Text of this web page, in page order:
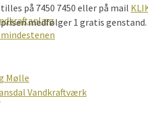
Mølle
Vandkraftværk
på 7450 7450 eller på mail
medfølger 1 gratis genstand.